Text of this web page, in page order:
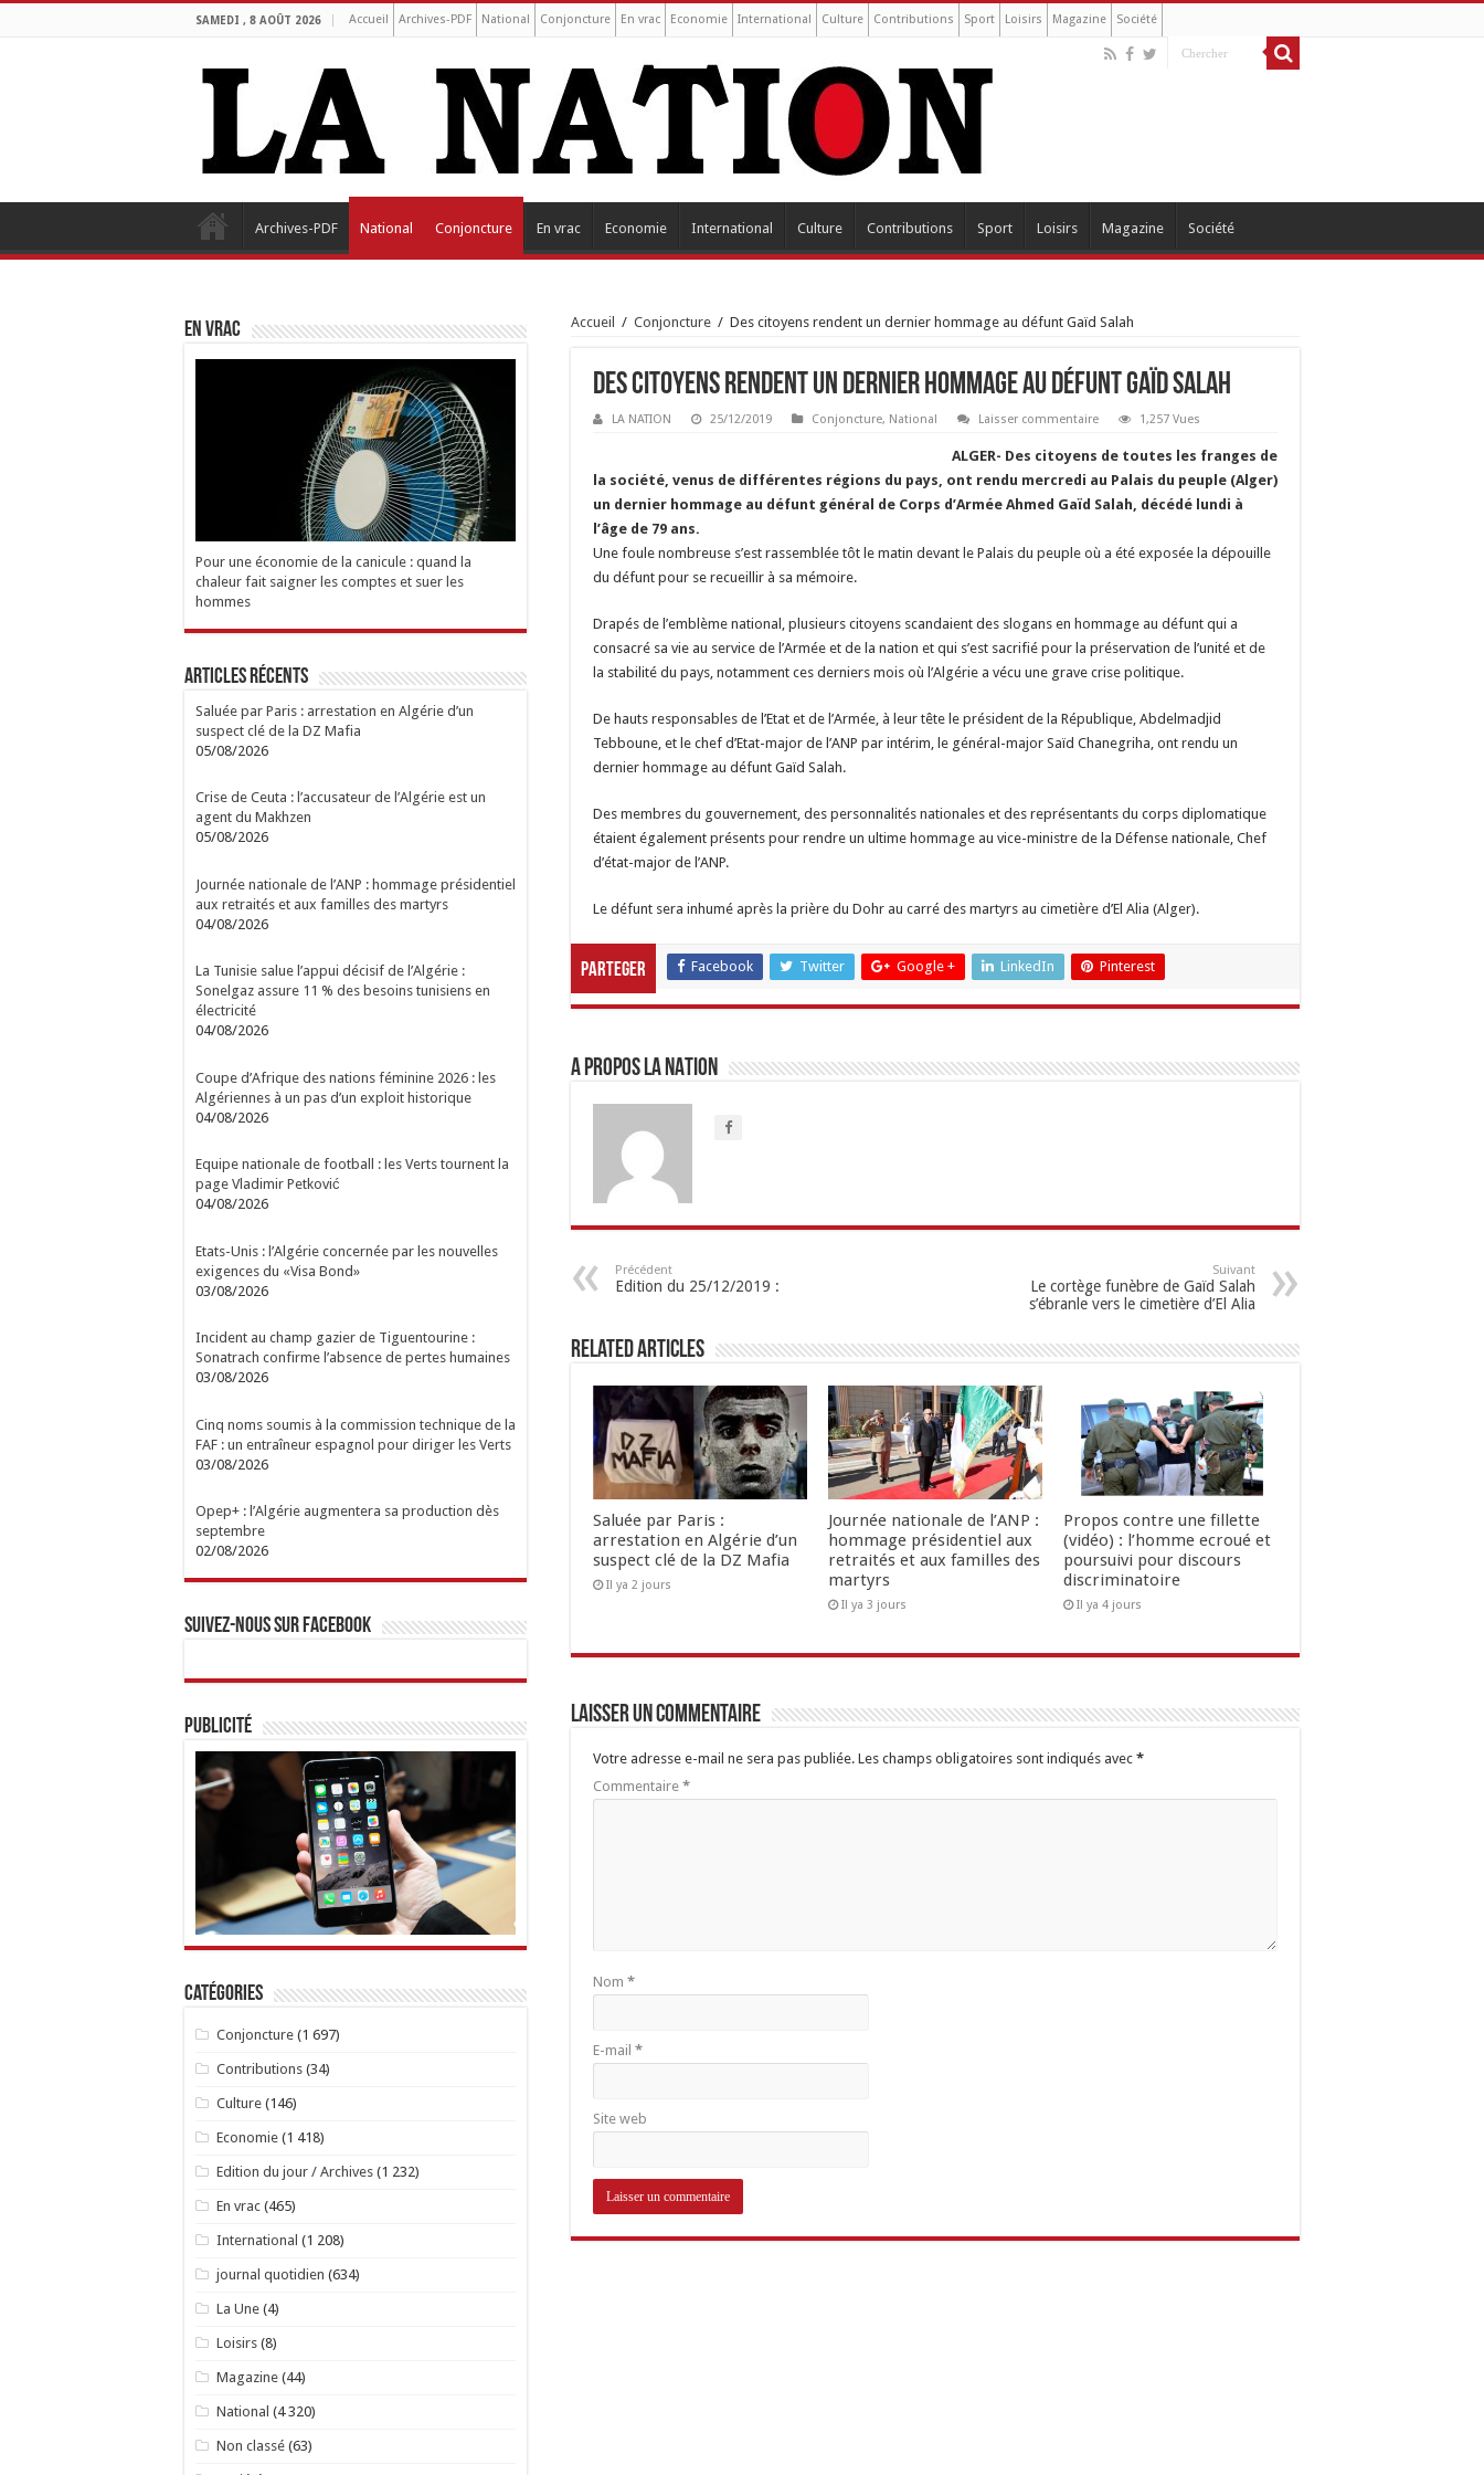
SAMEDI , 8 AOÛT 2026 Accueil Archives-PDF National Conjoncture En vrac Economie International Culture Contributions Sport Loisirs Magazine Société
Archives-PDF National Conjoncture En vrac Economie International Culture Contributions Sport Loisirs Magazine Société
Accueil / Conjoncture / Des citoyens rendent un dernier hommage au défunt Gaïd Salah
Des citoyens rendent un dernier hommage au défunt Gaïd Salah
LA NATION 25/12/2019 Conjoncture, National Laisser commentaire 1,257 Vues
ALGER- Des citoyens de toutes les franges de
la société, venus de différentes régions du pays, ont rendu mercredi au Palais du peuple (Alger)
un dernier hommage au défunt général de Corps d’Armée Ahmed Gaïd Salah, décédé lundi à
l’âge de 79 ans.
Une foule nombreuse s’est rassemblée tôt le matin devant le Palais du peuple où a été exposée la dépouille
du défunt pour se recueillir à sa mémoire.
Drapés de l’emblème national, plusieurs citoyens scandaient des slogans en hommage au défunt qui a
consacré sa vie au service de l’Armée et de la nation et qui s’est sacrifié pour la préservation de l’unité et de
la stabilité du pays, notamment ces derniers mois où l’Algérie a vécu une grave crise politique.
De hauts responsables de l’Etat et de l’Armée, à leur tête le président de la République, Abdelmadjid
Tebboune, et le chef d’Etat-major de l’ANP par intérim, le général-major Saïd Chanegriha, ont rendu un
dernier hommage au défunt Gaïd Salah.
Des membres du gouvernement, des personnalités nationales et des représentants du corps diplomatique
étaient également présents pour rendre un ultime hommage au vice-ministre de la Défense nationale, Chef
d’état-major de l’ANP.
Le défunt sera inhumé après la prière du Dohr au carré des martyrs au cimetière d’El Alia (Alger).
Parteger Facebook Twitter Google + LinkedIn Pinterest
A propos LA NATION
Précédent
Edition du 25/12/2019 :
Suivant
Le cortège funèbre de Gaïd Salah
s’ébranle vers le cimetière d’El Alia
Related Articles
Saluée par Paris :
arrestation en Algérie d’un
suspect clé de la DZ Mafia
Il ya 2 jours
Journée nationale de l’ANP :
hommage présidentiel aux
retraités et aux familles des
martyrs
Il ya 3 jours
Propos contre une fillette
(vidéo) : l’homme ecroué et
poursuivi pour discours
discriminatoire
Il ya 4 jours
Laisser un commentaire
Votre adresse e-mail ne sera pas publiée. Les champs obligatoires sont indiqués avec *
Commentaire *
Nom *
E-mail *
Site web
EN VRAC
Pour une économie de la canicule : quand la
chaleur fait saigner les comptes et suer les
hommes
Articles Récents
Saluée par Paris : arrestation en Algérie d’un
suspect clé de la DZ Mafia
05/08/2026
Crise de Ceuta : l’accusateur de l’Algérie est un
agent du Makhzen
05/08/2026
Journée nationale de l’ANP : hommage présidentiel
aux retraités et aux familles des martyrs
04/08/2026
La Tunisie salue l’appui décisif de l’Algérie :
Sonelgaz assure 11 % des besoins tunisiens en
électricité
04/08/2026
Coupe d’Afrique des nations féminine 2026 : les
Algériennes à un pas d’un exploit historique
04/08/2026
Equipe nationale de football : les Verts tournent la
page Vladimir Petković
04/08/2026
Etats-Unis : l’Algérie concernée par les nouvelles
exigences du «Visa Bond»
03/08/2026
Incident au champ gazier de Tiguentourine :
Sonatrach confirme l’absence de pertes humaines
03/08/2026
Cinq noms soumis à la commission technique de la
FAF : un entraîneur espagnol pour diriger les Verts
03/08/2026
Opep+ : l’Algérie augmentera sa production dès
septembre
02/08/2026
Suivez-nous sur Facebook
Publicité
Catégories
Conjoncture(1 697)
Contributions(34)
Culture(146)
Economie(1 418)
Edition du jour / Archives(1 232)
En vrac(465)
International (1 208)
journal quotidien (634)
La Une(4)
Loisirs(8)
Magazine(44)
National (4 320)
Non classé(63)